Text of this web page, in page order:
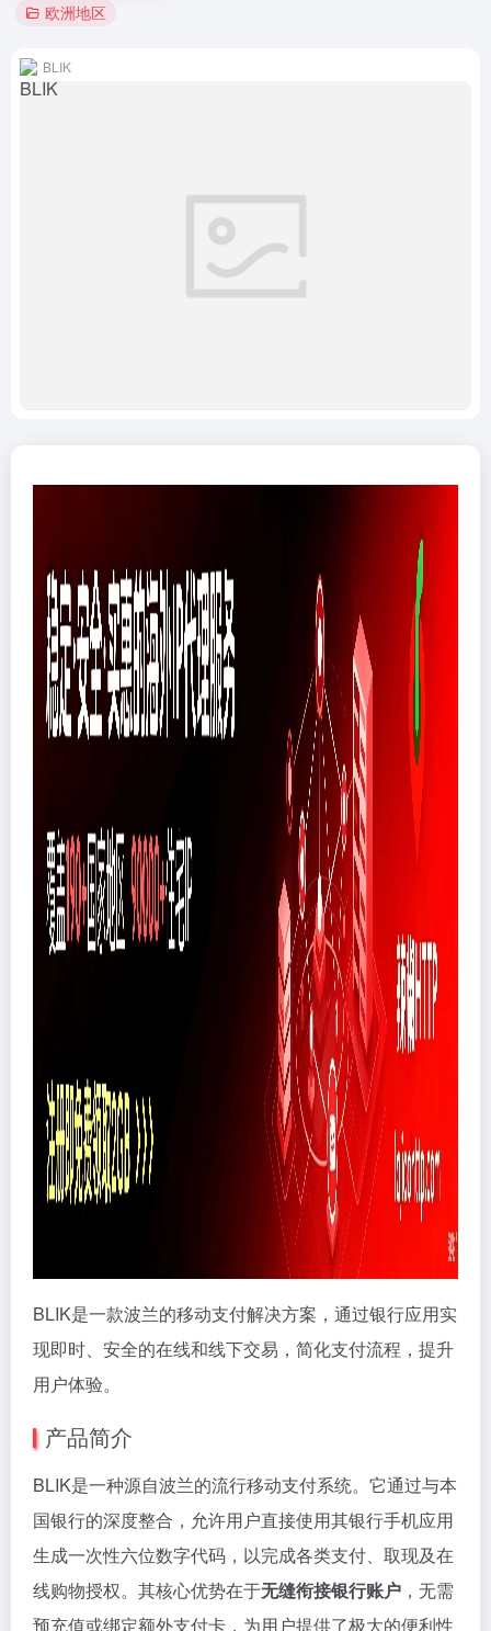
欧洲地区
BLIK
BLIK是一款波兰的移动支付解决方案，通过银行应用实
现即时、安全的在线和线下交易，简化支付流程，提升
用户体验。
产品简介
BLIK是一种源自波兰的流行移动支付系统。它通过与本
国银行的深度整合，允许用户直接使用其银行手机应用
生成一次性六位数字代码，以完成各类支付、取现及在
线购物授权。其核心优势在于无缝衔接银行账户 ，无需
预充值或绑定额外支付卡，为用户提供了极大的便利性